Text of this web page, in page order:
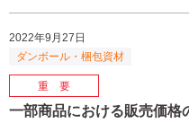
2022年9月27日
一部商品における販売価格